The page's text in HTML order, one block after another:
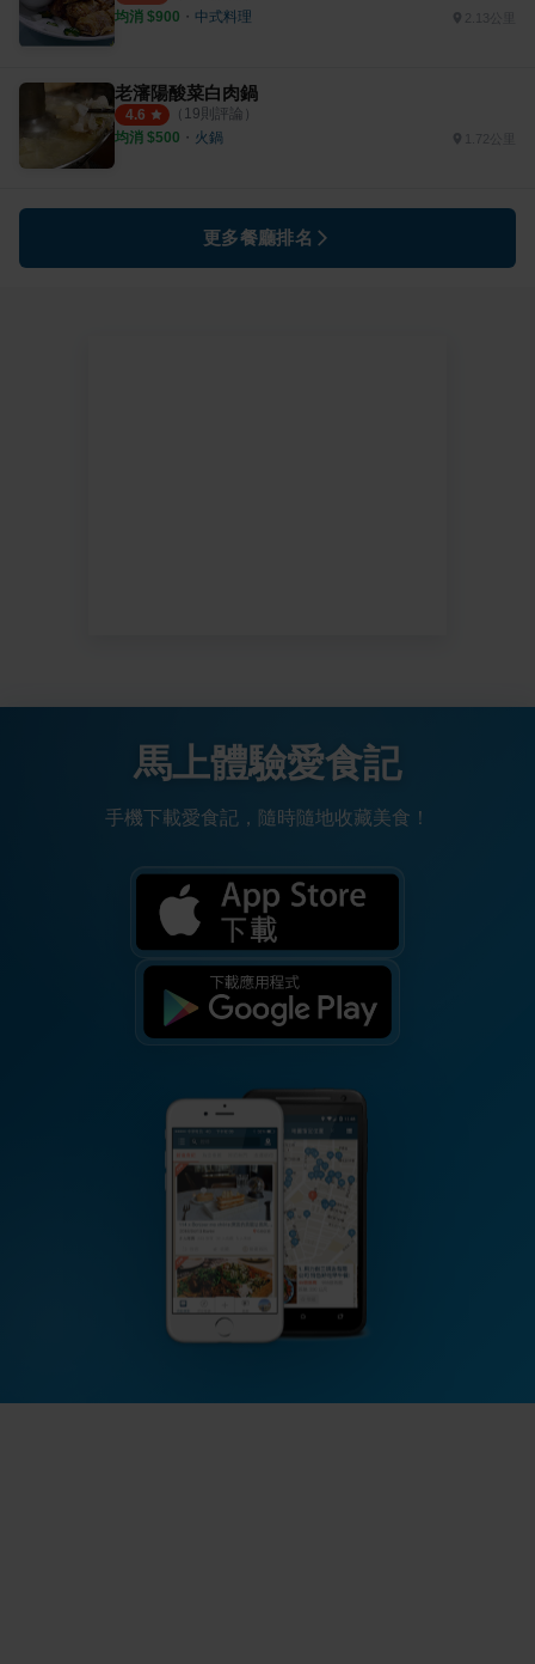
均消 $900 ・ 中式料理
老瀋陽酸菜白肉鍋
4.6 （ 19則評論）
均消 $500 ・ 火鍋
更多餐廳排名
馬上體驗愛食記
手機下載愛食記，隨時隨地收藏美食！